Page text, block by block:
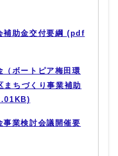
補助金交付要綱 (pdf
（ボートピア梅田環
まちづくり事業補助
事業検討会議開催要